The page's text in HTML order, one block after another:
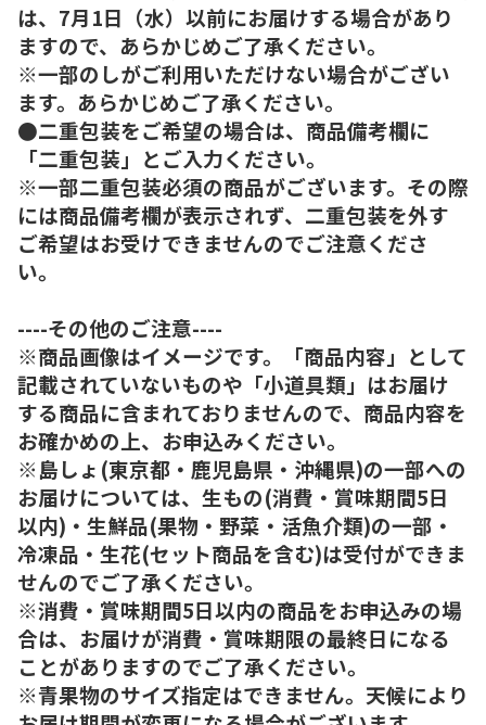
は、7月1日（水）以前にお届けする場合があり
ますので、あらかじめご了承ください。
※一部のしがご利用いただけない場合がござい
ます。あらかじめご了承ください。
●二重包装をご希望の場合は、商品備考欄に
「二重包装」とご入力ください。
※一部二重包装必須の商品がございます。その際
には商品備考欄が表示されず、二重包装を外す
ご希望はお受けできませんのでご注意くださ
い。
----その他のご注意----
※商品画像はイメージです。「商品内容」として
記載されていないものや「小道具類」はお届け
する商品に含まれておりませんので、商品内容を
お確かめの上、お申込みください。
※島しょ(東京都・鹿児島県・沖縄県)の一部への
お届けについては、生もの(消費・賞味期間5日
以内)・生鮮品(果物・野菜・活魚介類)の一部・
冷凍品・生花(セット商品を含む)は受付ができま
せんのでご了承ください。
※消費・賞味期間5日以内の商品をお申込みの場
合は、お届けが消費・賞味期限の最終日になる
ことがありますのでご了承ください。
※青果物のサイズ指定はできません。天候により